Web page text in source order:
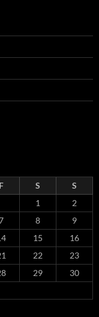
F S
S
1
2
8
9
15
16
22
23
29
30